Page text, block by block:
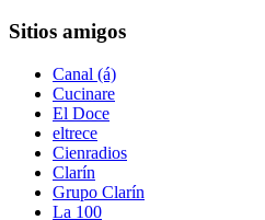
Sitios amigos
Canal (á)
Cucinare
El Doce
eltrece
Cienradios
Clarín
Grupo Clarín
La 100